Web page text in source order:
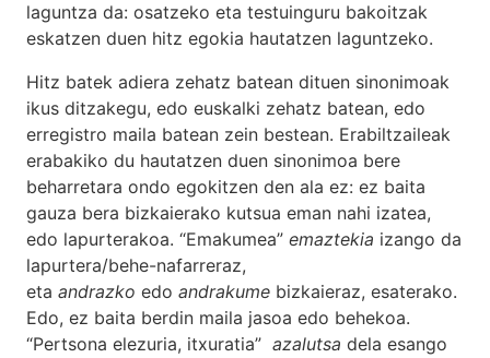
laguntza da: osatzeko eta testuinguru bakoitzak
eskatzen duen hitz egokia hautatzen laguntzeko.
Hitz batek adiera zehatz batean dituen sinonimoak
ikus ditzakegu, edo euskalki zehatz batean, edo
erregistro maila batean zein bestean. Erabiltzaileak
erabakiko du hautatzen duen sinonimoa bere
beharretara ondo egokitzen den ala ez: ez baita
gauza bera bizkaierako kutsua eman nahi izatea,
edo lapurterakoa. “Emakumea” emaztekia izango da
lapurtera/behe-nafarreraz,
eta andrazko edo andrakume bizkaieraz, esaterako.
Edo, ez baita berdin maila jasoa edo behekoa.
“Pertsona elezuria, itxuratia” azalutsa dela esango